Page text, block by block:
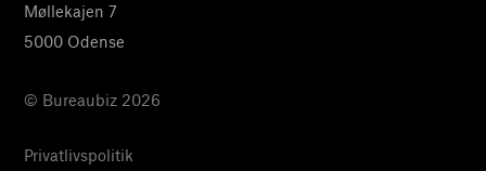
Møllekajen 7
5000 Odense
© Bureaubiz 2026
Privatlivspolitik